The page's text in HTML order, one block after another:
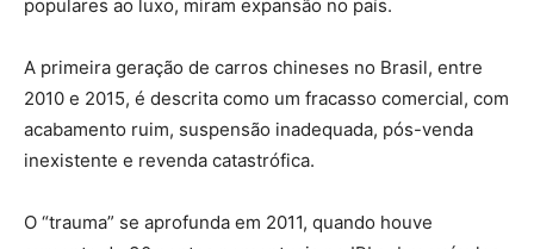
populares ao luxo, miram expansão no país.
A primeira geração de carros chineses no Brasil, entre
2010 e 2015, é descrita como um fracasso comercial, com
acabamento ruim, suspensão inadequada, pós-venda
inexistente e revenda catastrófica.
O “trauma” se aprofunda em 2011, quando houve